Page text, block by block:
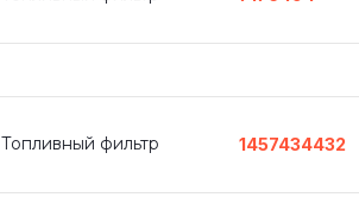
Топливный фильтр 1457434432